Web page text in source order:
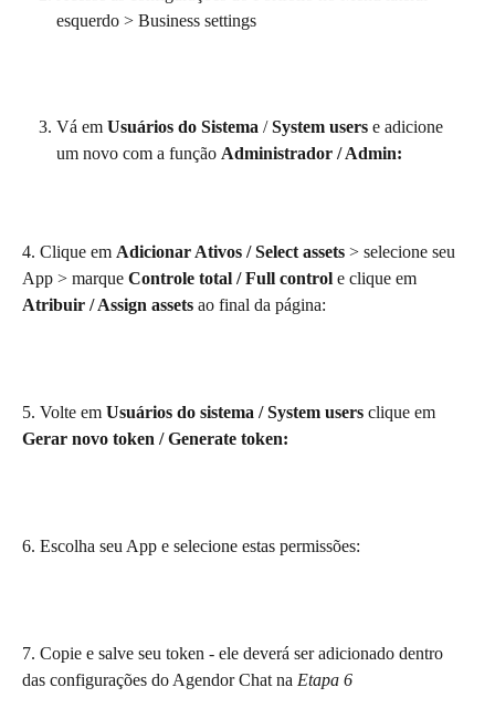
esquerdo > Business settings
Vá em Usuários do Sistema / System users e adicione
um novo com a função Administrador / Admin:
4. Clique em Adicionar Ativos / Select assets > selecione seu
App > marque Controle total / Full control e clique em
Atribuir / Assign assets ao final da página:
5. Volte em Usuários do sistema / System users clique em
Gerar novo token / Generate token:
6. Escolha seu App e selecione estas permissões:
7. Copie e salve seu token - ele deverá ser adicionado dentro
das configurações do Agendor Chat na Etapa 6